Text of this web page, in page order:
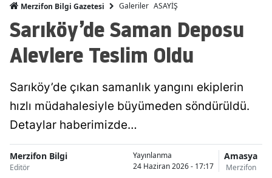
Merzifon Bilgi Gazetesi Galeriler ASAYİŞ
Sarıköy’de Saman Deposu
Alevlere Teslim Oldu
Sarıköy’de çıkan samanlık yangını ekiplerin
hızlı müdahalesiyle büyümeden söndürüldü.
Detaylar haberimizde…
Merzifon Bilgi
Editör
Yayınlanma
24 Haziran 2026 - 17:17
Amasya
Merzifon